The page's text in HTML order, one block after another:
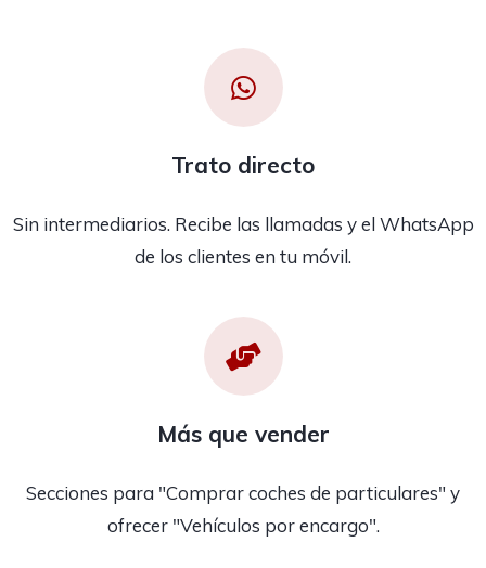
Trato directo
Sin intermediarios. Recibe las llamadas y el WhatsApp
de los clientes en tu móvil.
Más que vender
Secciones para "Comprar coches de particulares" y
ofrecer "Vehículos por encargo".